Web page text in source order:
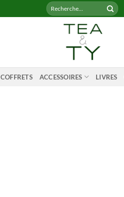
Recherche
pour :
COFFRETS ACCESSOIRES LIVRES